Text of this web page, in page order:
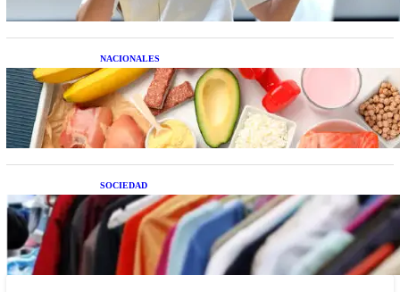
NACIONALES
Nutrición inteligente: Cinco superalimentos de
temporada que deberías sumar a tu dieta este mes
SOCIEDAD
Las grandes marcas globales se suman a la
tendencia de la ropa de segunda mano premium